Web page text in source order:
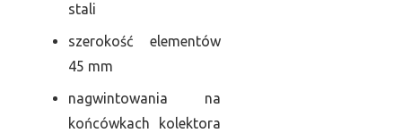
stali
szerokość elementów
45 mm
nagwintowania na
końcówkach kolektora